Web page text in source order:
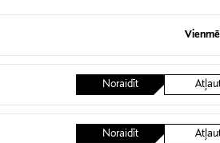
Noraidīt
Noraidīt